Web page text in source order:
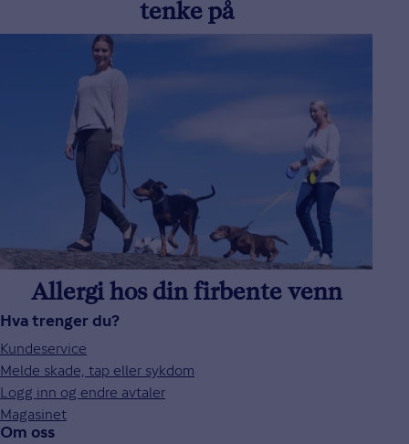
tenke på
Allergi hos din firbente venn
Hva trenger du?
Kundeservice
Melde skade, tap eller sykdom
Logg inn og endre avtaler
Magasinet
Om oss